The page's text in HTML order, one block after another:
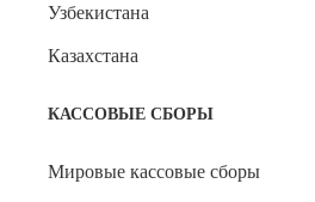
Узбекистана
Казахстана
КАССОВЫЕ СБОРЫ
Мировые кассовые сборы